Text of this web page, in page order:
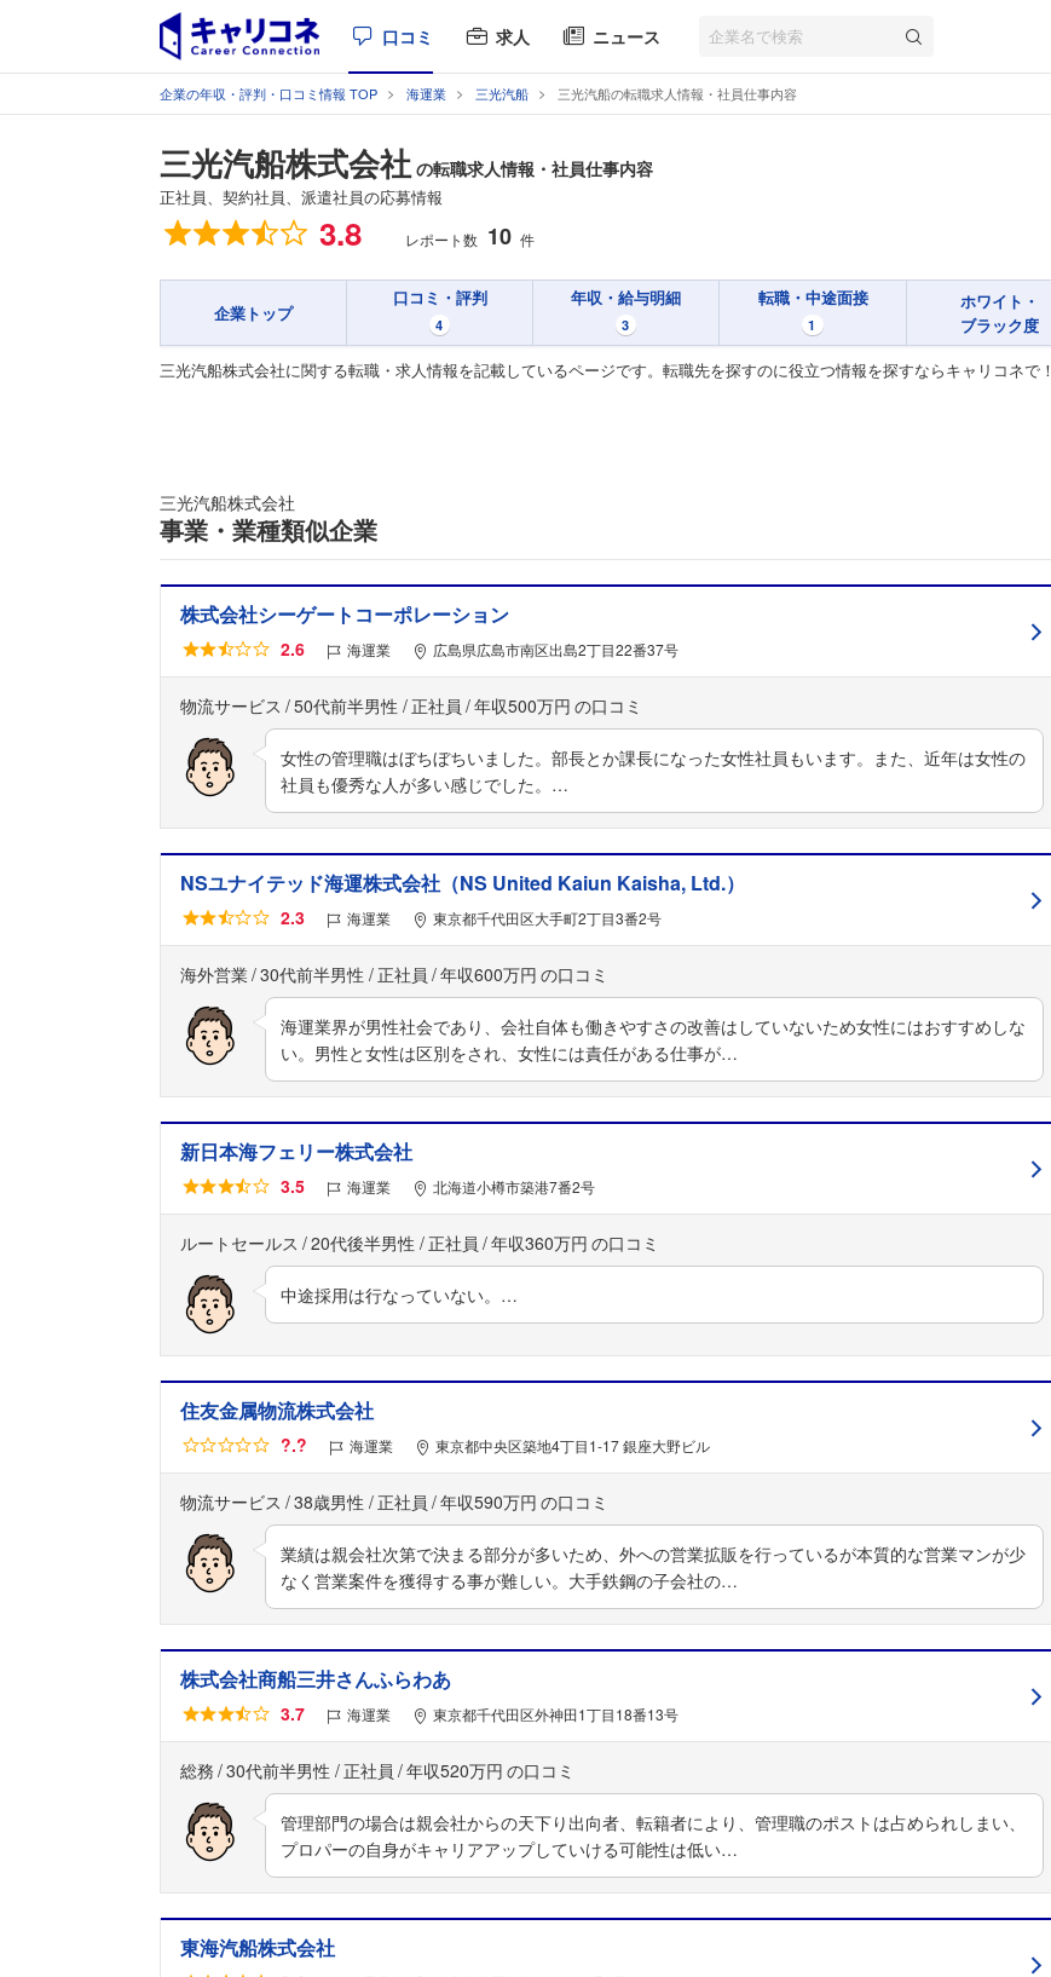
口コミ 求人 ニュース
企業の年収・評判・口コミ情報 TOP 海運業 三光汽船 三光汽船の転職求人情報・社員仕事内容
三光汽船株式会社 の転職求人情報・社員仕事内容
正社員、契約社員、派遣社員の応募情報
総合評価 3.8 レポート数 10 件
企業トップ
口コミ・評判
4
年収・給与明細
3
転職・中途面接
1
ホワイト・
ブラック度
三光汽船株式会社に関する転職・求人情報を記載しているページです。転職先を探すのに役立つ情報を探すならキャリコネで！
三光汽船株式会社
事業・業種類似企業
株式会社シーゲートコーポレーション
2.6 海運業 広島県広島市南区出島2丁目22番37号
物流サービス 50代前半男性 正社員 年収500万円
女性の管理職はぼちぼちいました。部長とか課長になった女性社員もいます。また、近年は女性の
社員も優秀な人が多い感じでした。…
NSユナイテッド海運株式会社（NS United Kaiun Kaisha, Ltd.）
2.3 海運業 東京都千代田区大手町2丁目3番2号
海外営業 30代前半男性 正社員 年収600万円
海運業界が男性社会であり、会社自体も働きやすさの改善はしていないため女性にはおすすめしな
い。男性と女性は区別をされ、女性には責任がある仕事が…
新日本海フェリー株式会社
3.5 海運業 北海道小樽市築港7番2号
ルートセールス 20代後半男性 正社員 年収360万円
中途採用は行なっていない。…
住友金属物流株式会社
?.? 海運業 東京都中央区築地4丁目1-17 銀座大野ビル
物流サービス 38歳男性 正社員 年収590万円
業績は親会社次第で決まる部分が多いため、外への営業拡販を行っているが本質的な営業マンが少
なく営業案件を獲得する事が難しい。大手鉄鋼の子会社の…
株式会社商船三井さんふらわあ
3.7 海運業 東京都千代田区外神田1丁目18番13号
総務 30代前半男性 正社員 年収520万円
管理部門の場合は親会社からの天下り出向者、転籍者により、管理職のポストは占められしまい、
プロパーの自身がキャリアアップしていける可能性は低い…
東海汽船株式会社